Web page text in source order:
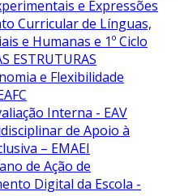
e Expressões
Curricular de Línguas,
e Humanas e 1º Ciclo
ESTRUTURAS
e Flexibilidade
Interna - EAV
de Apoio à
– EMAEI
de Ação de
Digital da Escola -